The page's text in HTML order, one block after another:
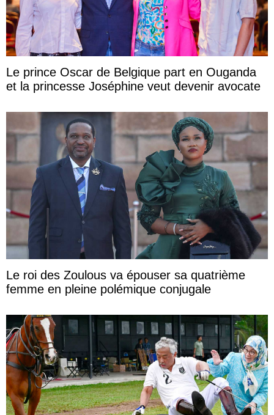
Le prince Oscar de Belgique part en Ouganda
et la princesse Joséphine veut devenir avocate
Le roi des Zoulous va épouser sa quatrième
femme en pleine polémique conjugale